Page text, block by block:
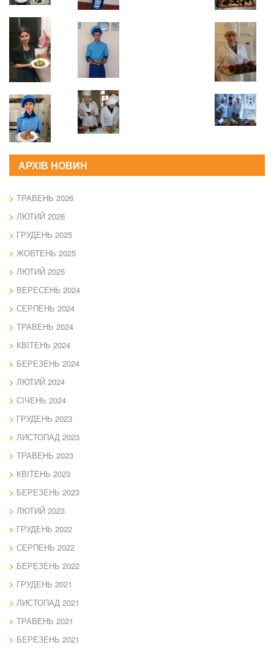
АРХІВ НОВИН
ТРАВЕНЬ 2026
ЛЮТИЙ 2026
ГРУДЕНЬ 2025
ЖОВТЕНЬ 2025
ЛЮТИЙ 2025
ВЕРЕСЕНЬ 2024
СЕРПЕНЬ 2024
ТРАВЕНЬ 2024
КВІТЕНЬ 2024
БЕРЕЗЕНЬ 2024
ЛЮТИЙ 2024
СІЧЕНЬ 2024
ГРУДЕНЬ 2023
ЛИСТОПАД 2023
ТРАВЕНЬ 2023
КВІТЕНЬ 2023
БЕРЕЗЕНЬ 2023
ЛЮТИЙ 2023
ГРУДЕНЬ 2022
СЕРПЕНЬ 2022
БЕРЕЗЕНЬ 2022
ГРУДЕНЬ 2021
ЛИСТОПАД 2021
ТРАВЕНЬ 2021
БЕРЕЗЕНЬ 2021